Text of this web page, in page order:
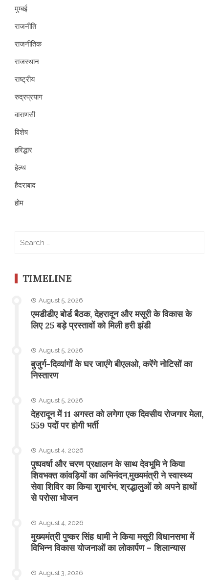
मुम्बई
राजनीति
राजनीतिक
राजस्थान
राष्ट्रीय
रुद्रप्रयाग
वाराणसी
विशेष
हरिद्धार
हेल्थ
हैदराबाद
होम
TIMELINE
August 5, 2026
एमडीडीए बोर्ड बैठक, देहरादून और मसूरी के विकास के
लिए 25 बड़े प्रस्तावों को मिली हरी झंडी
August 5, 2026
बुजुर्ग-दिव्यांगों के घर जाएंगे बीएलओ, करेंगे नोटिसों का
निस्तारण
August 5, 2026
​देहरादून में 11 अगस्त को लगेगा एक दिवसीय रोजगार मेला,
559 पदों पर होगी भर्ती
August 4, 2026
पुष्पवर्षा और चरण प्रक्षालन के साथ देवभूमि ने किया
शिवभक्त कांवड़ियों का अभिनंदन,मुख्यमंत्री ने स्वास्थ्य
सेवा शिविर का किया शुभारंभ, श्रद्धालुओं को अपने हाथों
से परोसा भोजन
August 4, 2026
मुख्यमंत्री पुष्कर सिंह धामी ने किया मसूरी विधानसभा में
विभिन्न विकास योजनाओं का लोकार्पण – शिलान्यास
August 3, 2026